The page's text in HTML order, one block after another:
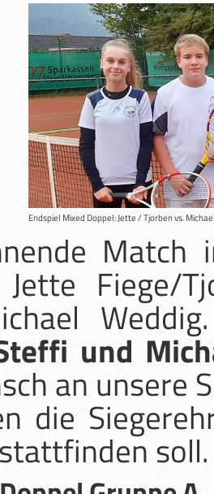
Endspiel Mixed Doppel: Jette / Tjorben vs.
Fiege/
und
an unsere
die
soll.